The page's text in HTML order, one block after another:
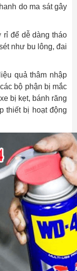
do ma sát gây
rỉ để dễ dàng tháo
như bu lông, đai
quả thâm nhập
bộ phận bị mắc
bị kẹt, bánh răng
thiết bị hoạt động